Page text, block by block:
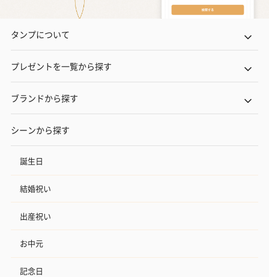
タンプについて
プレゼントを一覧から探す
ブランドから探す
シーンから探す
誕生日
結婚祝い
出産祝い
お中元
記念日